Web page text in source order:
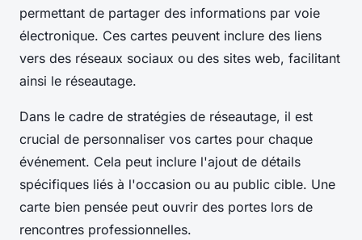
permettant de partager des informations par voie
électronique. Ces cartes peuvent inclure des liens
vers des réseaux sociaux ou des sites web, facilitant
ainsi le réseautage.
Dans le cadre de stratégies de réseautage, il est
crucial de personnaliser vos cartes pour chaque
événement. Cela peut inclure l'ajout de détails
spécifiques liés à l'occasion ou au public cible. Une
carte bien pensée peut ouvrir des portes lors de
rencontres professionnelles.